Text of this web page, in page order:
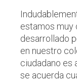
estamos muy
desarrollado
en nuestro
ciudadano es
se acuerda